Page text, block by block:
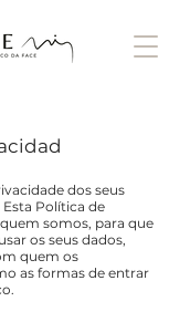
dos seus
Política de
somos, para que
os seus dados,
quem os
as formas de entrar